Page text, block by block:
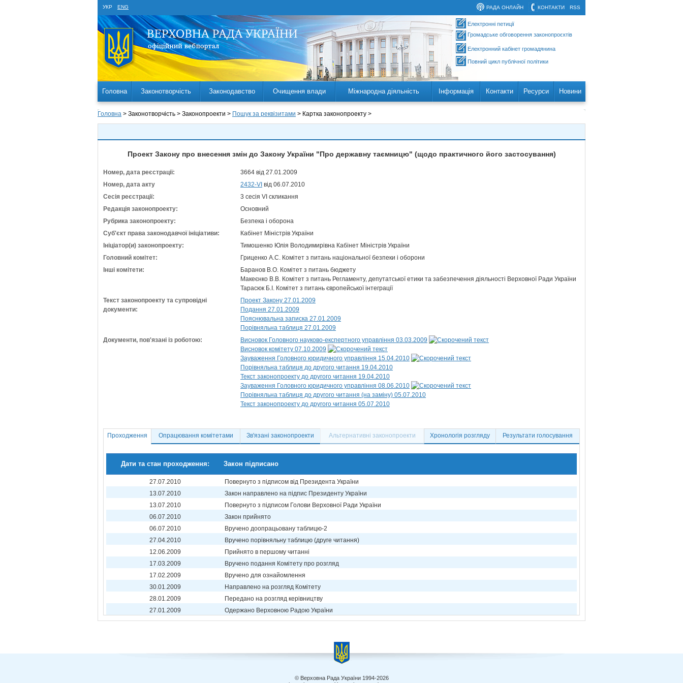
УКР ENG RSS
КОНТАКТИ
РАДА ОНЛАЙН
Електронні петиції
Громадське обговорення законопроєктів
Електронний кабінет громадянина
Повний цикл публічної політики
Головна Законотворчість Законодавство Очищення влади Міжнародна діяльність Інформація Контакти Ресурси Новини
Головна > Законотворчість > Законопроекти > Пошук за реквізитами > Картка законопроекту >
Проект Закону про внесення змін до Закону України "Про державну таємницю" (щодо практичного його застосування)
Номер, дата реєстрації:
3664 від 27.01.2009
Номер, дата акту
2432-VI від 06.07.2010
Сесія реєстрації:
3 сесія VI скликання
Редакція законопроекту:
Основний
Рубрика законопроекту:
Безпека і оборона
Суб'єкт права законодавчої ініціативи:
Кабінет Міністрів України
Ініціатор(и) законопроекту:
Тимошенко Юлія Володимирівна Кабінет Міністрів України
Головний комітет:
Гриценко А.С. Комітет з питань національної безпеки і оборони
Інші комітети:
Баранов В.О. Комітет з питань бюджету
Макеєнко В.В. Комітет з питань Регламенту, депутатської етики та забезпечення діяльності Верховної Ради України
Тарасюк Б.І. Комітет з питань європейської інтеграції
Текст законопроекту та супровідні
документи:
Проект Закону 27.01.2009
Подання 27.01.2009
Пояснювальна записка 27.01.2009
Порівняльна таблиця 27.01.2009
Документи, пов'язані із роботою:
Висновок Головного науково-експертного управління 03.03.2009
Висновок комітету 07.10.2009
Зауваження Головного юридичного управління 15.04.2010
Порівняльна таблиця до другого читання 19.04.2010
Текст законопроекту до другого читання 19.04.2010
Зауваження Головного юридичного управління 08.06.2010
Порівняльна таблиця до другого читання (на заміну) 05.07.2010
Текст законопроекту до другого читання 05.07.2010
Проходження Опрацювання комітетами Зв'язані законопроекти Альтернативні законопроекти Хронологія розгляду Результати голосування
Дати та стан проходження: Закон підписано
27.07.2010
Повернуто з підписом від Президента України
13.07.2010
Закон направлено на підпис Президенту України
13.07.2010
Повернуто з підписом Голови Верховної Ради України
06.07.2010
Закон прийнято
06.07.2010
Вручено доопрацьовану таблицю-2
27.04.2010
Вручено порівняльну таблицю (друге читання)
12.06.2009
Прийнято в першому читанні
17.03.2009
Вручено подання Комітету про розгляд
17.02.2009
Вручено для ознайомлення
30.01.2009
Направлено на розгляд Комітету
28.01.2009
Передано на розгляд керівництву
27.01.2009
Одержано Верховною Радою України
© Верховна Рада України 1994-2026